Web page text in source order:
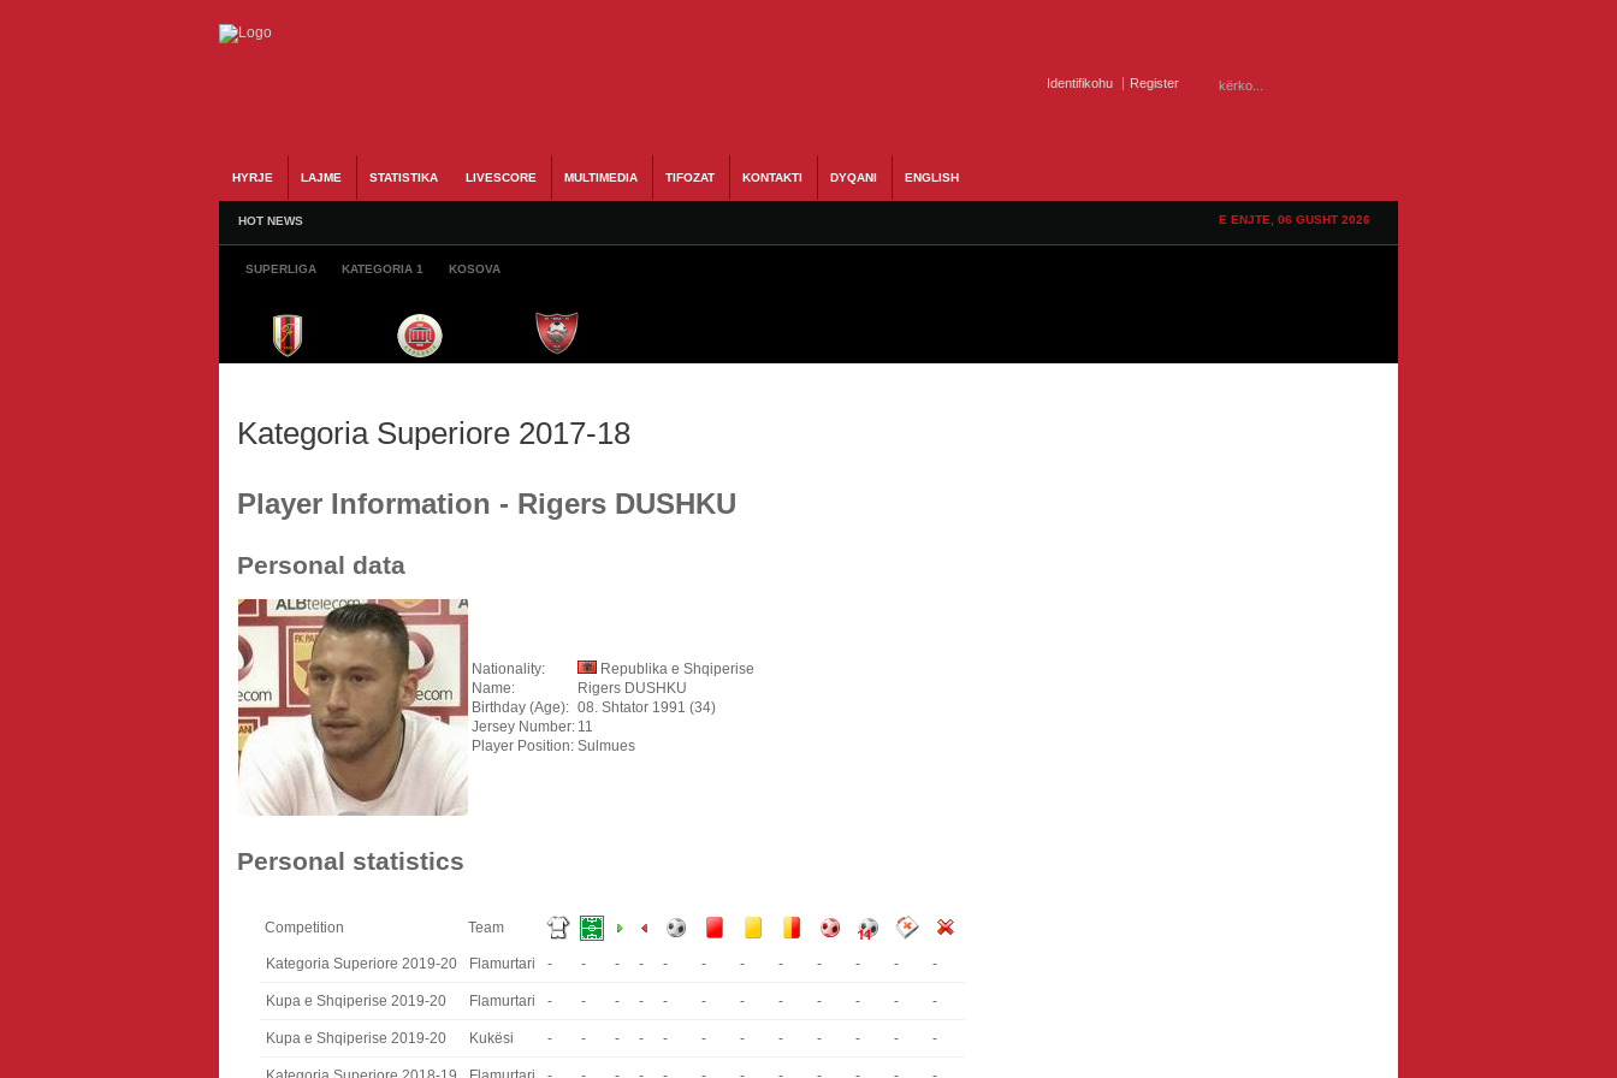
Identifikohu Register
HYRJE LAJME STATISTIKA LIVESCORE MULTIMEDIA TIFOZAT KONTAKTI DYQANI ENGLISH
HOT NEWS E ENJTE, 06 GUSHT 2026
SUPERLIGA KATEGORIA 1 KOSOVA
Kategoria Superiore 2017-18
Player Information - Rigers DUSHKU
Personal data
Nationality:
Republika e Shqiperise
Name:
Rigers DUSHKU
Birthday (Age): 08. Shtator 1991 (34)
Jersey Number: 11
Player Position: Sulmues
Personal statistics
Competition Team
Kategoria Superiore 2019-20 Flamurtari - - - - - - - - - - - -
Kupa e Shqiperise 2019-20 Flamurtari - - - - - - - - - - - -
Kupa e Shqiperise 2019-20 Kukësi - - - - - - - - - - - -